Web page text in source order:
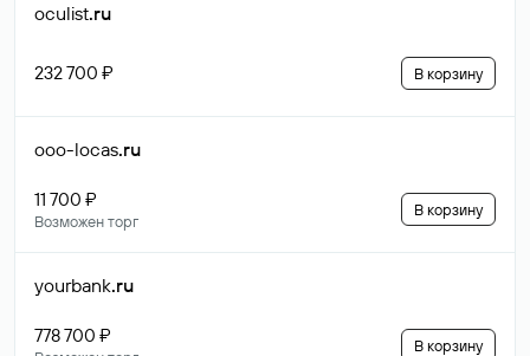
oculist.ru
232 700 ₽ В корзину
ooo-locas.ru
11 700 ₽
Возможен торг
В корзину
yourbank.ru
778 700 ₽ В корзину